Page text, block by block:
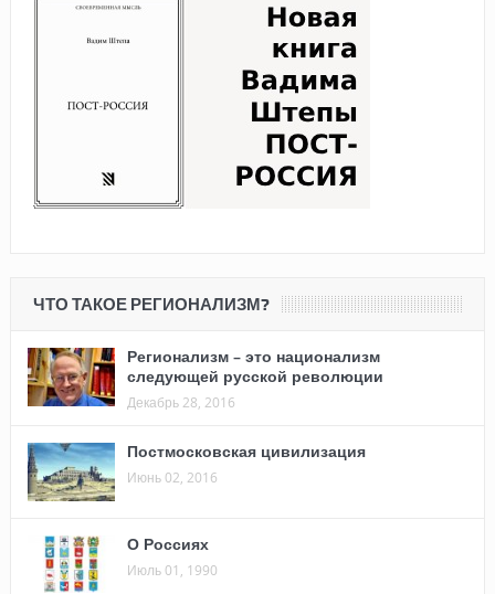
ЧТО ТАКОЕ РЕГИОНАЛИЗМ?
Регионализм – это национализм
следующей русской революции
Декабрь 28, 2016
Постмосковская цивилизация
Июнь 02, 2016
О Россиях
Июль 01, 1990